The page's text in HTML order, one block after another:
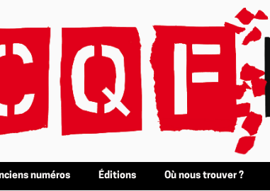
numéros Éditions Où nous trouver ?